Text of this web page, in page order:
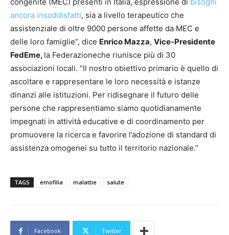
ancora insoddisfatti, sia a livello terapeutico che
assistenziale di oltre 9000 persone affette da MEC e
delle loro famiglie”, dice Enrico Mazza, Vice-Presidente
FedEme, la Federazioneche riunisce più di 30
associazioni locali. “Il nostro obiettivo primario è quello di
ascoltare e rappresentare le loro necessità e istanze
dinanzi alle istituzioni. Per ridisegnare il futuro delle
persone che rappresentiamo siamo quotidianamente
impegnati in attività educative e di coordinamento per
promuovere la ricerca e favorire l’adozione di standard di
assistenza omogenei su tutto il territorio nazionale.”
TAGS emofilia malattie salute
Facebook Twitter